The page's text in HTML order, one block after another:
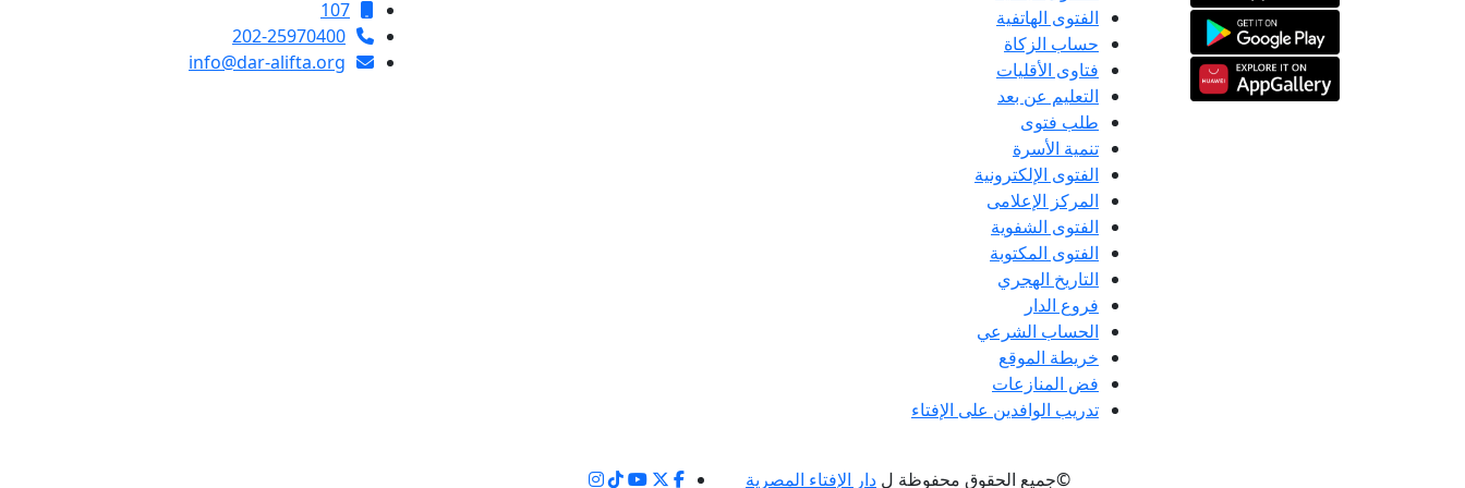
الفتوى الهاتفية
حساب الزكاة
فتاوى الأقليات
التعليم عن بعد
طلب فتوى
تنمية الأسرة
الفتوى الإلكترونية
المركز الإعلامى
الفتوى الشفوية
الفتوى المكتوبة
التاريخ الهجري
فروع الدار
الحساب الشرعي
خريطة الموقع
فض المنازعات
تدريب الوافدين على الإفتاء
107
202-25970400
info@dar-alifta.org
©جميع الحقوق محفوظة ل دار الإفتاء المصرية